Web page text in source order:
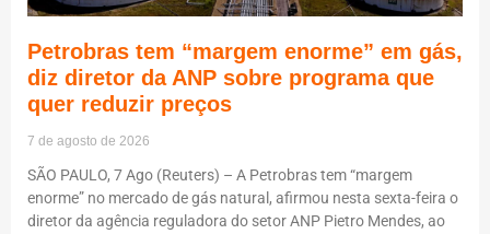
Petrobras tem “margem enorme” em gás,
diz diretor da ANP sobre programa que
quer reduzir preços
7 de agosto de 2026
SÃO PAULO, 7 Ago (Reuters) – A Petrobras tem “margem
enorme” no mercado de gás natural, afirmou nesta sexta-feira o
diretor da agência reguladora do setor ANP Pietro Mendes, ao